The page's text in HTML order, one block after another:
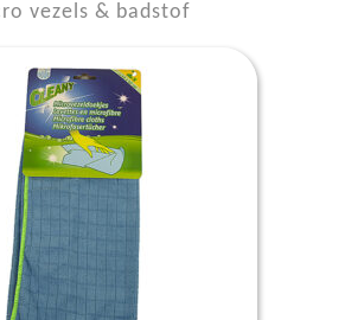
vezels & badstof